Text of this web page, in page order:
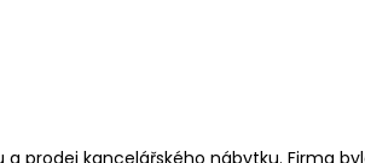
prodej kancelářského nábytku. Firma